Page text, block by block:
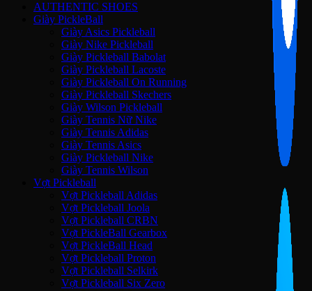
AUTHENTIC SHOES
Giày PickleBall
Giày Asics Pickleball
Giày Nike Pickleball
Giày Pickleball Babolat
Giày Pickleball Lacoste
Giày Pickleball On Running
Giày Pickleball Skechers
Giày Wilson Pickleball
Giày Tennis Nữ Nike
Giày Tennis Adidas
Giày Tennis Asics
Giày Pickleball Nike
Giày Tennis Wilson
Vợt Pickleball
Vợt Pickleball Adidas
Vợt Pickleball Joola
Vợt Pickleball CRBN
Vợt PickleBall Gearbox
Vợt PickleBall Head
Vợt Pickleball Proton
Vợt Pickleball Selkirk
Vợt Pickleball Six Zero